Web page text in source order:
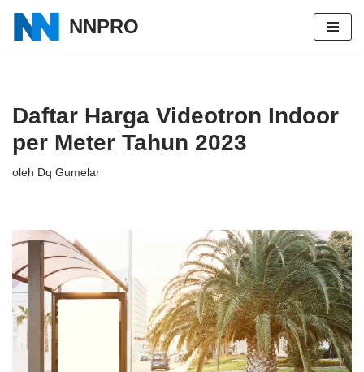
Lompat
NNPRO
Daftar Harga Videotron Indoor
per Meter Tahun 2023
oleh Dq Gumelar